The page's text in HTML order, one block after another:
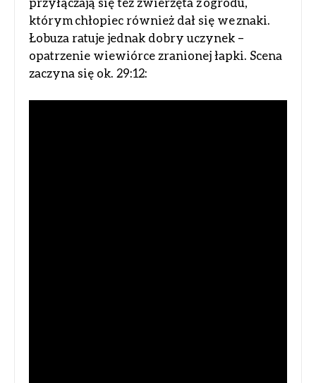
którym chłopiec również dał się we znaki.
Łobuza ratuje jednak dobry uczynek –
opatrzenie wiewiórce zranionej łapki. Scena
zaczyna się ok. 29:12: